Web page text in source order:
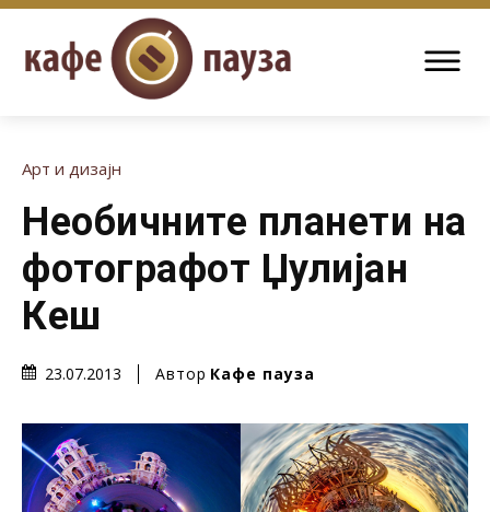
Арт и дизајн
Необичните планети на
фотографот Џулијан
Кеш
23.07.2013 Автор Кафе пауза